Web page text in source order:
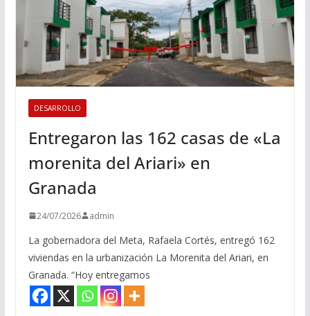
DESARROLLO
Entregaron las 162 casas de «La
morenita del Ariari» en
Granada
24/07/2026 admin
La gobernadora del Meta, Rafaela Cortés, entregó 162
viviendas en la urbanización La Morenita del Ariari, en
Granada. “Hoy entregamos